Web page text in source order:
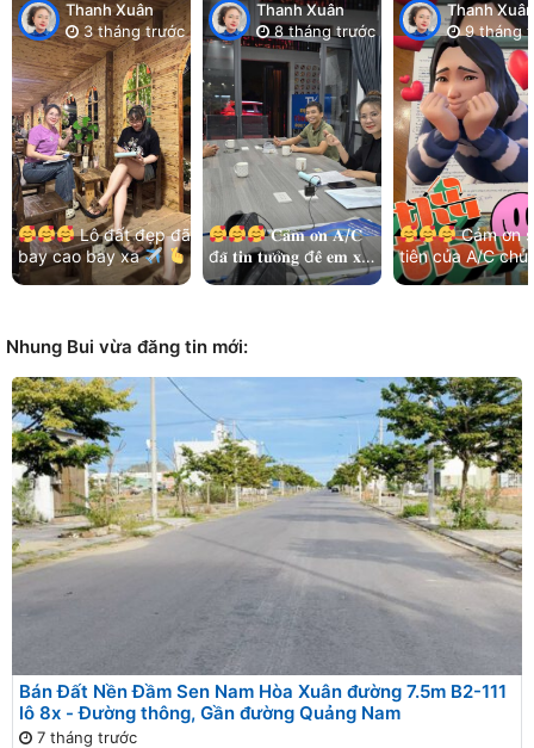
Thanh Xuân
3 tháng trước
Lô đất đẹp đã
bay cao bay xa
Cảm ơn chị chủ đất
Thanh Xuân
8 tháng trước
𝐂𝐚̉𝐦 𝐨̛𝐧 𝐀/𝐂
đ𝐚̃ 𝐭𝐢𝐧 𝐭𝐮̛𝐨̛̉𝐧𝐠 đ𝐞̂̉ 𝐞𝐦 𝐱𝐮̛̉
𝐥𝐲́ 𝐡𝐞̂́𝐭 𝐦𝐨̣𝐢 𝐯𝐢𝐞̣̂𝐜!
Thanh Xuân
9 tháng
Cảm ơn
tiên của A/C chủ
và kết nối nhẹ
Nhung Bui vừa đăng tin mới:
Bán Đất Nền Đầm Sen Nam Hòa Xuân đường 7.5m B2-111
lô 8x - Đường thông, Gần đường Quảng Nam
7 tháng trước